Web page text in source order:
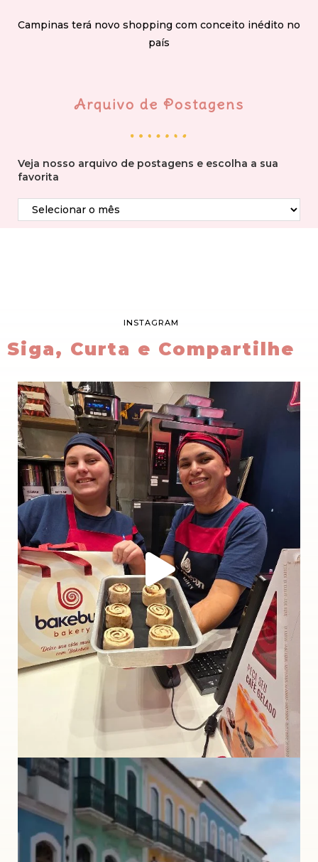
Campinas terá novo shopping com conceito inédito no
país
Arquivo de Postagens
Veja nosso arquivo de postagens e escolha a sua
favorita
INSTAGRAM
Siga, Curta e Compartilhe